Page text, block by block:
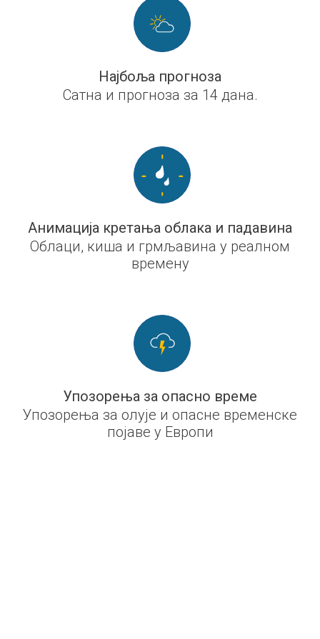
Најбоља прогноза
Сатна и прогноза за 14 дана.
Анимација кретања облака и падавина
Облаци, киша и грмљавина у реалном
времену
Упозорења за опасно време
Упозорења за олује и опасне временске
појаве у Европи